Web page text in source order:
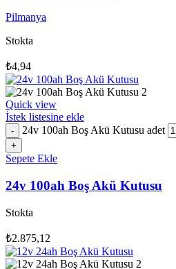
Pilmanya
Stokta
₺4,94
Quick view
İstek listesine ekle
24v 100ah Boş Akü Kutusu adet
Sepete Ekle
24v 100ah Boş Akü Kutusu
Stokta
₺2.875,12